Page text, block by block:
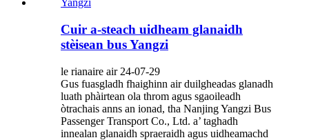
Cuir a-steach uidheam glanaidh
stèisean bus Yangzi
le rianaire air 24-07-29
Gus fuasgladh fhaighinn air duilgheadas glanadh
luath phàirtean ola throm agus sgaoileadh
òtrachais anns an ionad, tha Nanjing Yangzi Bus
Passenger Transport Co., Ltd. a’ taghadh
innealan glanaidh spraeraidh agus uidheamachd